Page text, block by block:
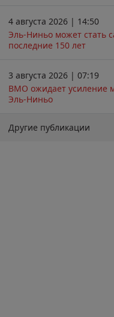
4 августа 2026 | 14:50
Эль-Ниньо может стать
последние 150 лет
3 августа 2026 | 07:19
ВМО ожидает усиление
Эль-Ниньо
Другие публикации